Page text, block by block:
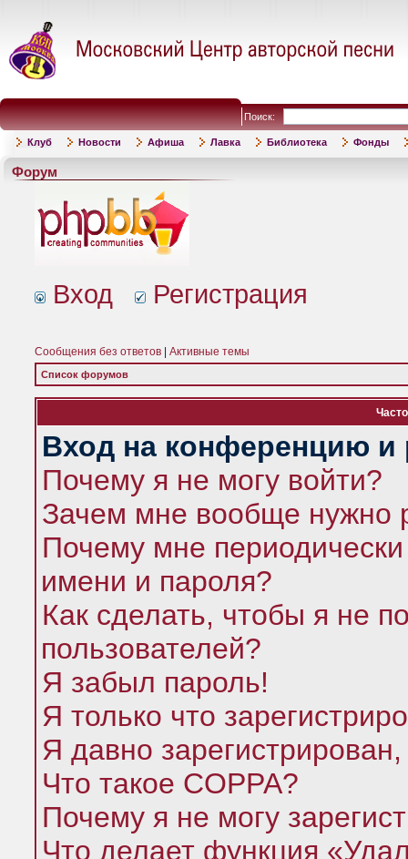
Поиск:
Клуб Новости Афиша Лавка Библиотека Фонды
Форум
Вход Регистрация
Сообщения без ответов Активные темы
Список форумов
Вход на конференцию и
Почему я не могу войти?
Зачем мне вообще нужно
Почему мне
имени и пароля?
Как сделать, чтобы я не
пользователей?
Я забыл пароль!
Я только что
Я давно
Что такое COPPA?
Почему я не могу
Что делает функция